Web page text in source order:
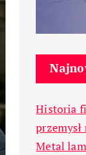
Historia
Metal